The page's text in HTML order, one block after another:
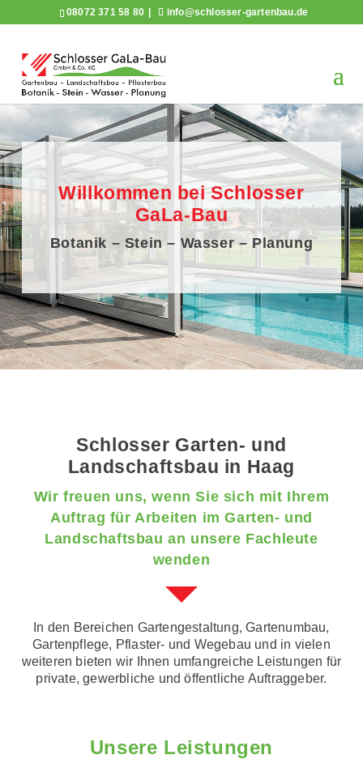
08072 371 58 80 info@schlosser-gartenbau.de
Willkommen bei Schlosser
GaLa-Bau
Botanik – Stein – Wasser – Planung
Schlosser Garten- und
Landschaftsbau in Haag
Wir freuen uns, wenn Sie sich mit Ihrem
Auftrag für Arbeiten im Garten- und
Landschaftsbau an unsere Fachleute
wenden
In den Bereichen Gartengestaltung, Gartenumbau,
Gartenpflege, Pflaster- und Wegebau und in vielen
weiteren bieten wir Ihnen umfangreiche Leistungen für
private, gewerbliche und öffentliche Auftraggeber.
Unsere Leistungen